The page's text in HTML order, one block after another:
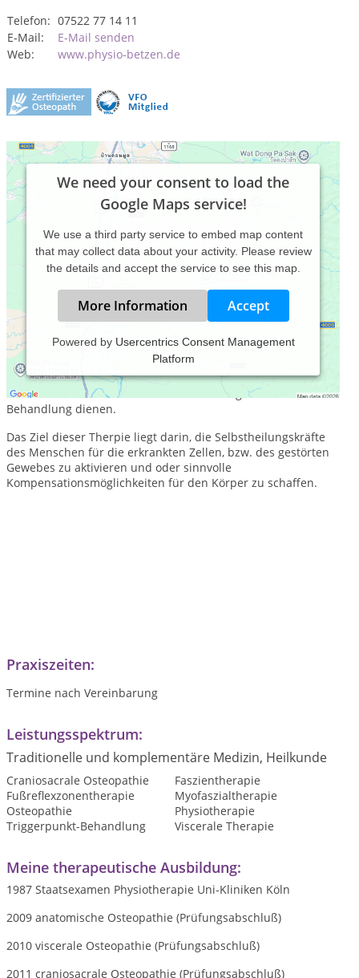
Telefon: 07522 77 14 11
E-Mail:
E-Mail senden
Web:
www.physio-betzen.de
We need your consent to load the
Google Maps service!
We use a third party service to embed map content
that may collect data about your activity. Please review
the details and accept the service to see this map.
More Information Accept
Powered by Usercentrics Consent Management
Platform
Die osteopathische Behandlung ist eingebettet in fundierte,
umfassende und detaillierte anatomische Kenntnisse, die
zum Verständnis von Krankheitsentstehung und dessen
Behandlung dienen.
Das Ziel dieser Therpie liegt darin, die Selbstheilungskräfte
des Menschen für die erkrankten Zellen, bzw. des gestörten
Gewebes zu aktivieren und oder sinnvolle
Kompensationsmöglichkeiten für den Körper zu schaffen.
Praxiszeiten:
Termine nach Vereinbarung
Leistungsspektrum:
Traditionelle und komplementäre Medizin, Heilkunde
Craniosacrale Osteopathie
Faszientherapie
Fußreflexzonentherapie
Myofaszialtherapie
Osteopathie
Physiotherapie
Triggerpunkt-Behandlung
Viscerale Therapie
Meine therapeutische Ausbildung:
1987 Staatsexamen Physiotherapie Uni-Kliniken Köln
2009 anatomische Osteopathie (Prüfungsabschluß)
2010 viscerale Osteopathie (Prüfungsabschluß)
2011 craniosacrale Osteopathie (Prüfungsabschluß)